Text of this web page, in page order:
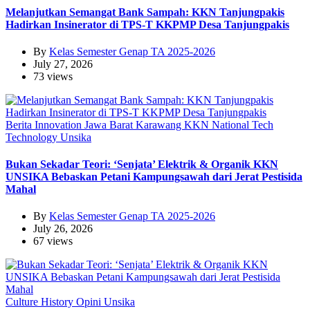
Melanjutkan Semangat Bank Sampah: KKN Tanjungpakis
Hadirkan Insinerator di TPS-T KKPMP Desa Tanjungpakis
By Kelas Semester Genap TA 2025-2026
July 27, 2026
73 views
Berita Innovation Jawa Barat Karawang KKN National Tech
Technology Unsika
Bukan Sekadar Teori: ‘Senjata’ Elektrik & Organik KKN
UNSIKA Bebaskan Petani Kampungsawah dari Jerat Pestisida
Mahal
By Kelas Semester Genap TA 2025-2026
July 26, 2026
67 views
Culture History Opini Unsika